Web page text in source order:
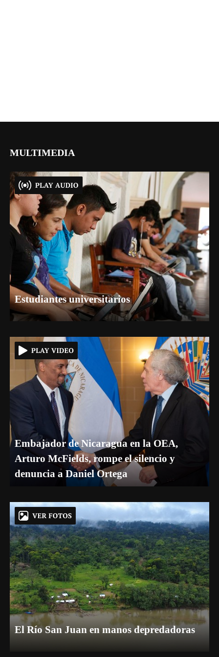
MULTIMEDIA
Estudiantes universitarios
Embajador de Nicaragua en la OEA,
Arturo McFields, rompe el silencio y
denuncia a Daniel Ortega
El Río San Juan en manos depredadoras